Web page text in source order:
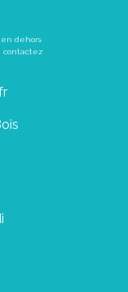
dehors
contactez